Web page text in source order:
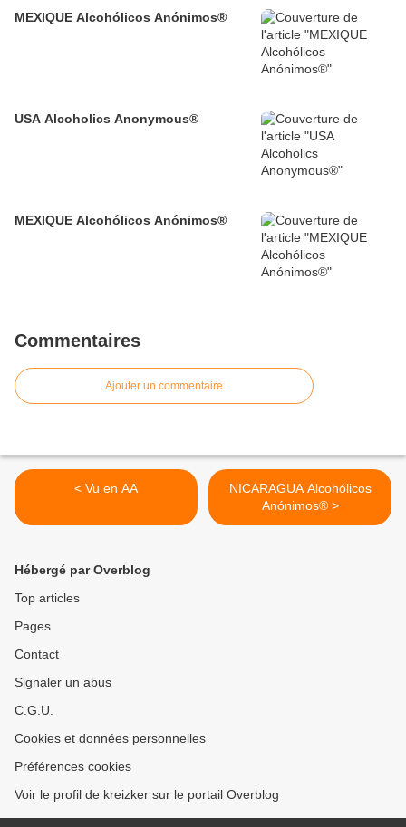
MEXIQUE Alcohólicos Anónimos®
USA Alcoholics Anonymous®
MEXIQUE Alcohólicos Anónimos®
Commentaires
Ajouter un commentaire
< Vu en AA
NICARAGUA Alcohólicos
Anónimos® >
Hébergé par Overblog
Top articles
Pages
Contact
Signaler un abus
C.G.U.
Cookies et données personnelles
Préférences cookies
Voir le profil de kreizker sur le portail Overblog